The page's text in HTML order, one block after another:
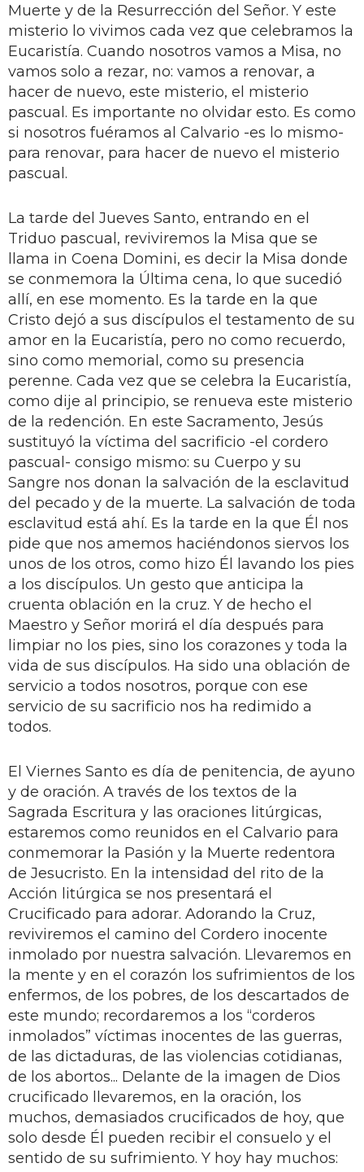
Muerte y de la Resurrección del Señor. Y este
misterio lo vivimos cada vez que celebramos la
Eucaristía. Cuando nosotros vamos a Misa, no
vamos solo a rezar, no: vamos a renovar, a
hacer de nuevo, este misterio, el misterio
pascual. Es importante no olvidar esto. Es como
si nosotros fuéramos al Calvario -es lo mismo-
para renovar, para hacer de nuevo el misterio
pascual.
La tarde del Jueves Santo, entrando en el
Triduo pascual, reviviremos la Misa que se
llama in Coena Domini, es decir la Misa donde
se conmemora la Última cena, lo que sucedió
allí, en ese momento. Es la tarde en la que
Cristo dejó a sus discípulos el testamento de su
amor en la Eucaristía, pero no como recuerdo,
sino como memorial, como su presencia
perenne. Cada vez que se celebra la Eucaristía,
como dije al principio, se renueva este misterio
de la redención. En este Sacramento, Jesús
sustituyó la víctima del sacrificio -el cordero
pascual- consigo mismo: su Cuerpo y su
Sangre nos donan la salvación de la esclavitud
del pecado y de la muerte. La salvación de toda
esclavitud está ahí. Es la tarde en la que Él nos
pide que nos amemos haciéndonos siervos los
unos de los otros, como hizo Él lavando los pies
a los discípulos. Un gesto que anticipa la
cruenta oblación en la cruz. Y de hecho el
Maestro y Señor morirá el día después para
limpiar no los pies, sino los corazones y toda la
vida de sus discípulos. Ha sido una oblación de
servicio a todos nosotros, porque con ese
servicio de su sacrificio nos ha redimido a
todos.
El Viernes Santo es día de penitencia, de ayuno
y de oración. A través de los textos de la
Sagrada Escritura y las oraciones litúrgicas,
estaremos como reunidos en el Calvario para
conmemorar la Pasión y la Muerte redentora
de Jesucristo. En la intensidad del rito de la
Acción litúrgica se nos presentará el
Crucificado para adorar. Adorando la Cruz,
reviviremos el camino del Cordero inocente
inmolado por nuestra salvación. Llevaremos en
la mente y en el corazón los sufrimientos de los
enfermos, de los pobres, de los descartados de
este mundo; recordaremos a los “corderos
inmolados” víctimas inocentes de las guerras,
de las dictaduras, de las violencias cotidianas,
de los abortos... Delante de la imagen de Dios
crucificado llevaremos, en la oración, los
muchos, demasiados crucificados de hoy, que
solo desde Él pueden recibir el consuelo y el
sentido de su sufrimiento. Y hoy hay muchos: